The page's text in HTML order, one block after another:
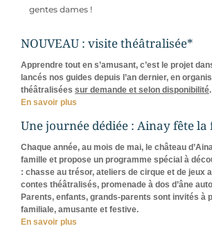
gentes dames !
NOUVEAU : visite théâtralisée*
Apprendre tout en s’amusant, c’est le projet
lancés nos guides depuis l’an dernier, en
théâtralisées sur demande et selon disponibilité.
En savoir plus
Une journée dédiée : Ainay fête
Chaque année, au mois de mai, le château
famille et propose un programme spécial à
: chasse au trésor, ateliers de cirque et de jeux
contes théâtralisés, promenade à dos d’âne
Parents, enfants, grands-parents sont invités à
familiale, amusante et festive.
En savoir plus